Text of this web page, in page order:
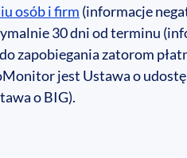
osób i firm (informacje
30 dni od terminu
zapobiegania zatorom
jest Ustawa o
o BIG).